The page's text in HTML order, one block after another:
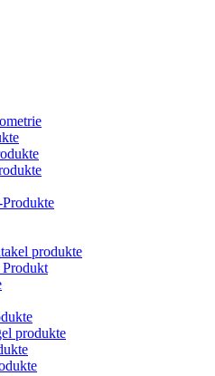
Produkte
produkte
produkte